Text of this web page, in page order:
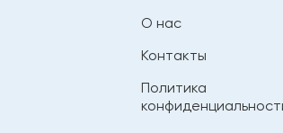
О нас
Контакты
Политика